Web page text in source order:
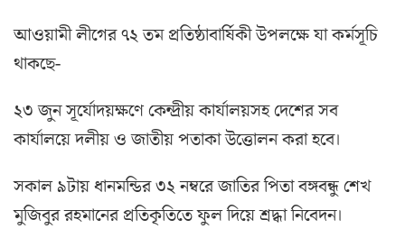
আওয়ামী লীগের ৭২ তম প্রতিষ্ঠাবার্ষিকী উপলক্ষে যা কর্মসূচি
থাকছে-
‌২৩ জুন সূর্যোদয়ক্ষণে কেন্দ্রীয় কার্যালয়সহ দেশের সব
কার্যালয়ে দলীয় ও জাতীয় পতাকা উত্তোলন করা হবে।
সকাল ৯টায় ধানমন্ডির ৩২ নম্বরে জাতির পিতা বঙ্গবন্ধু শেখ
মুজিবুর রহমানের প্রতিকৃতিতে ফুল দিয়ে শ্রদ্ধা নিবেদন।